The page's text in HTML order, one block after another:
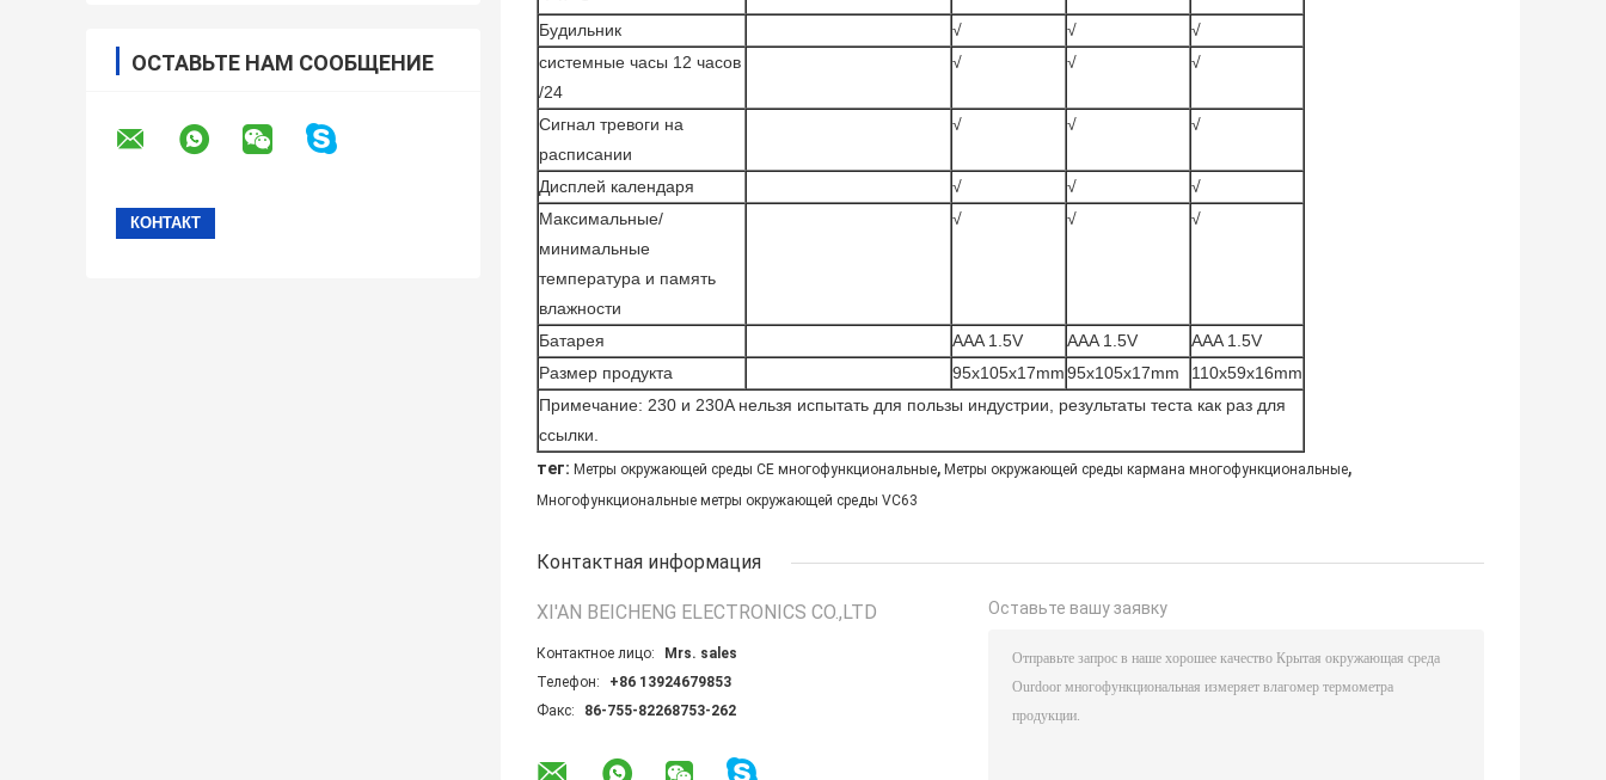
ОСТАВЬТЕ НАМ СООБЩЕНИЕ
Будильник √ √
√
системные часы 12 часов
/24
√ √ √
Сигнал тревоги на
расписании
√ √ √
Дисплей календаря √ √
√
Максимальные/
минимальные
температура и память
влажности
√ √ √
Батарея AAA 1.5V AAA 1.5V
AAA 1.5V
Размер продукта
95x105x17mm95x105x17mm
110x59x16mm
Примечание: 230 и 230A нельзя испытать для пользы индустрии, результаты теста как раз для
ссылки.
тег: Метры окружающей среды CE многофункциональные, Метры окружающей среды кармана многофункциональные,
Многофункциональные метры окружающей среды VC63
Контактная информация
XI'AN BEICHENG ELECTRONICS CO.,LTD
Контактное лицо:
Mrs. sales
Телефон:
+86 13924679853
Факс:
86-755-82268753-262
Оставьте вашу заявку